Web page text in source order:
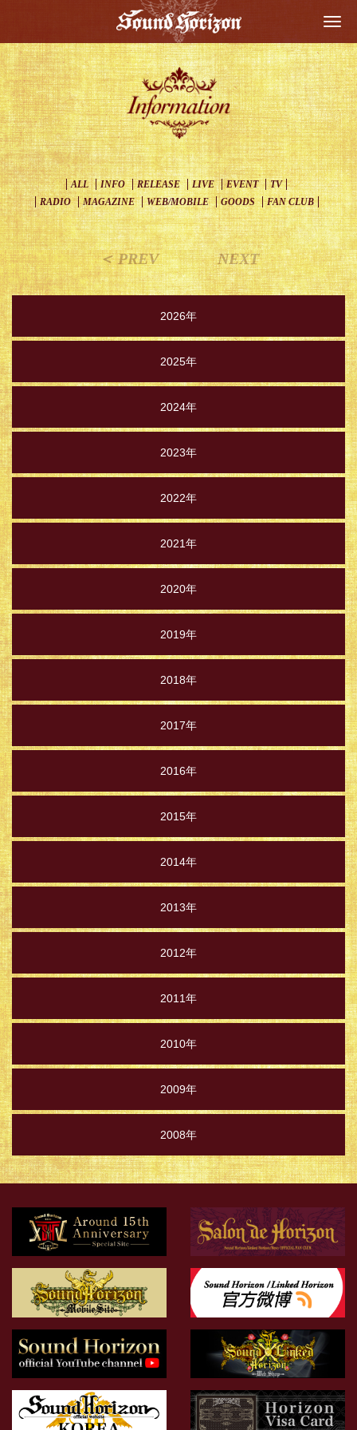
ALL INFO RELEASE LIVE EVENT
TV
RADIO
MAGAZINE WEB/MOBILE GOODS FAN CLUB
＜ PREV NEXT
2026年
2025年
2024年
2023年
2022年
2021年
2020年
2019年
2018年
2017年
2016年
2015年
2014年
2013年
2012年
2011年
2010年
2009年
2008年